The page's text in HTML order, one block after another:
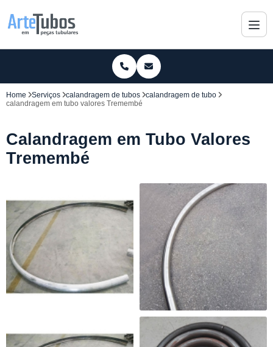
Home Serviços calandragem de tubos
calandragem de tubo
calandragem em tubo valores Tremembé
Calandragem em Tubo Valores
Tremembé